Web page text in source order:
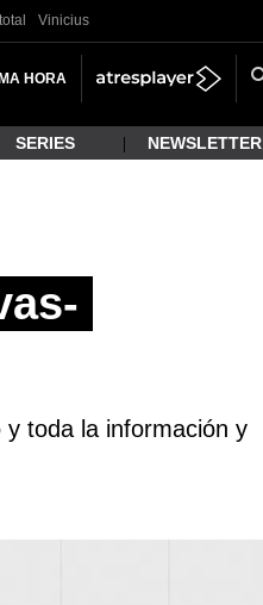
Vinicius
HORA
SERIES NEWSLETTER
toda la información y